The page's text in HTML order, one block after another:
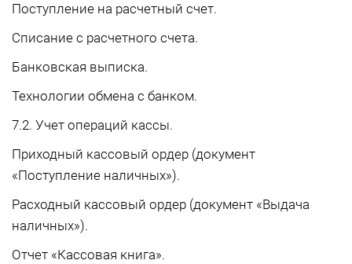
Поступление на расчетный счет.
Списание с расчетного счета.
Банковская выписка.
Технологии обмена с банком.
7.2. Учет операций кассы.
Приходный кассовый ордер (документ
«Поступление наличных»).
Расходный кассовый ордер (документ «Выдача
наличных»).
Отчет «Кассовая книга».